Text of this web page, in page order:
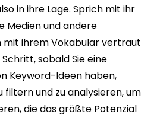
in ihre Lage. Sprich mit ihr
Medien und andere
mit ihrem Vokabular vertraut
sobald Sie eine
Keyword-Ideen haben,
filtern und zu analysieren, um
die das größte Potenzial